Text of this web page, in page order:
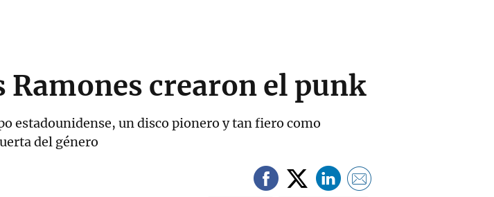
Ramones crearon el punk
estadounidense, un disco pionero y tan fiero como
del género